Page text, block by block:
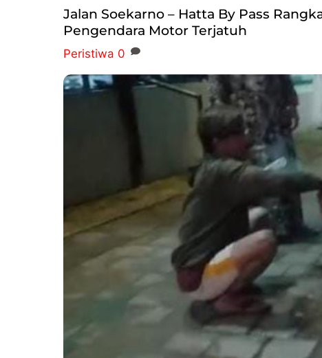
Jalan Soekarno – Hatta By Pass
Pengendara Motor Terjatuh
Peristiwa 0